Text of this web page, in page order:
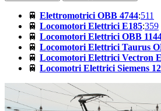
🚆 Elettromotrici OBB 4744:511
🚆 Locomotori Elettrici E185:359
🚆 Locomotori Elettrici OBB
🚆 Locomotori Elettrici Taurus
🚆 Locomotori Elettrici Vectron
🚆 Locomotri Elettrici Siemens